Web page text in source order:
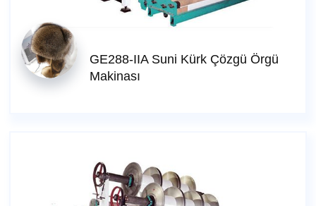
GE288-IIA Suni Kürk Çözgü Örgü
Makinası